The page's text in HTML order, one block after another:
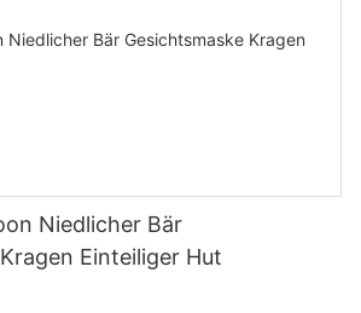
Niedlicher Bär
Einteiliger Hut